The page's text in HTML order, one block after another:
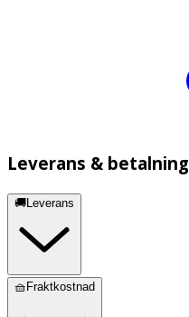
Leverans & betalning
🚚Leverans
🧺Fraktkostnad